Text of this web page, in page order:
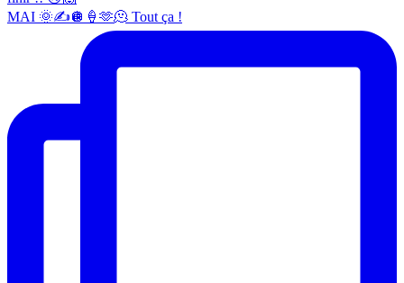
MAI 🌞✍️🪩🍦🫶🫠 Tout ça !